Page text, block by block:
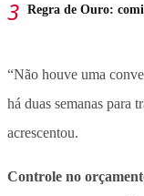
Regra de Ouro:
“Não houve uma
há duas semanas para
acrescentou.
Controle no